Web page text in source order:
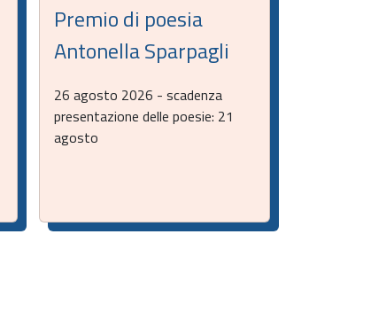
Premio di poesia
Antonella Sparpagli
26 agosto 2026 - scadenza
presentazione delle poesie: 21
agosto